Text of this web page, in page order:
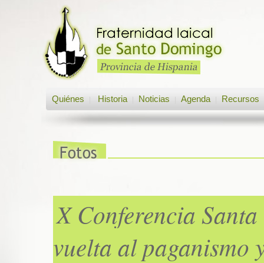
Quiénes Historia Noticias Agenda Recursos
X Conferencia
vuelta al paganismo